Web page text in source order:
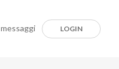
LOGIN